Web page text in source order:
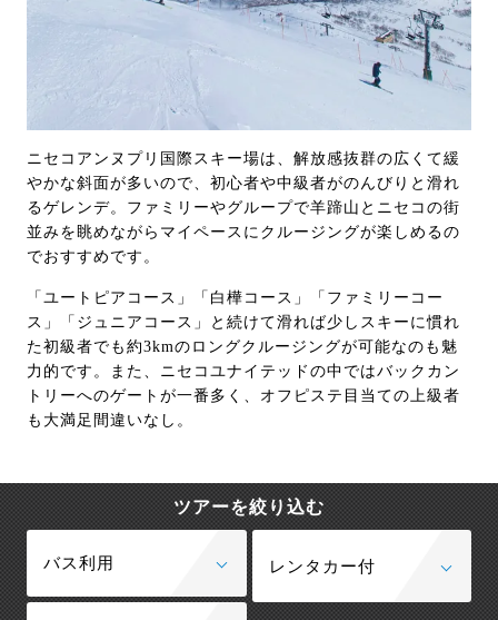
ニセコアンヌプリ国際スキー場は、解放感抜群の広くて緩
やかな斜面が多いので、初心者や中級者がのんびりと滑れ
るゲレンデ。ファミリーやグループで羊蹄山とニセコの街
並みを眺めながらマイペースにクルージングが楽しめるの
でおすすめです。
「ユートピアコース」「白樺コース」「ファミリーコー
ス」「ジュニアコース」と続けて滑れば少しスキーに慣れ
た初級者でも約3kmのロングクルージングが可能なのも魅
力的です。また、ニセコユナイテッドの中ではバックカン
トリーへのゲートが一番多く、オフピステ目当ての上級者
も大満足間違いなし。
ツアーを絞り込む
バス利用 レンタカー付